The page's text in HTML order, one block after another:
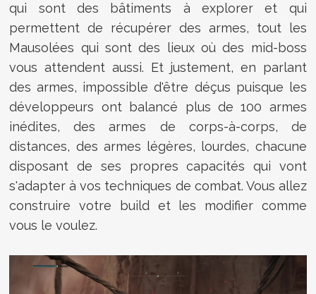
qui sont des bâtiments à explorer et qui
permettent de récupérer des armes, tout les
Mausolées qui sont des lieux où des mid-boss
vous attendent aussi. Et justement, en parlant
des armes, impossible d'être déçus puisque les
développeurs ont balancé plus de 100 armes
inédites, des armes de corps-à-corps, de
distances, des armes légères, lourdes, chacune
disposant de ses propres capacités qui vont
s'adapter à vos techniques de combat. Vous allez
construire votre build et les modifier comme
vous le voulez.